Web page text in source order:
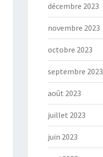
décembre 2023
novembre 2023
octobre 2023
septembre 2023
août 2023
juillet 2023
juin 2023